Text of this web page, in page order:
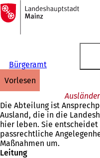
Inhalt anspringen
Zur
Startseite
Bürgeramt
vorlesen
Die Abteilung ist
Ausland, die in die
hier leben. Sie
passrechtliche
Maßnahmen um.
Leitung